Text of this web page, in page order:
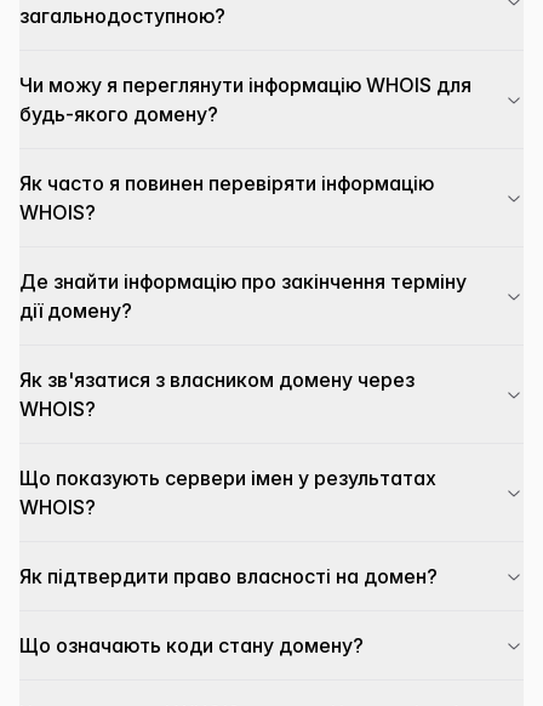
загальнодоступною?
Чи можу я переглянути інформацію WHOIS для
будь-якого домену?
Як часто я повинен перевіряти інформацію
WHOIS?
Де знайти інформацію про закінчення терміну
дії домену?
Як зв'язатися з власником домену через
WHOIS?
Що показують сервери імен у результатах
WHOIS?
Як підтвердити право власності на домен?
Що означають коди стану домену?